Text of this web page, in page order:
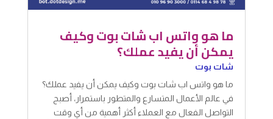
ما هو واتس اب شات بوت وكيف
يمكن أن يفيد عملك؟
شات بوت
ما هو واتس اب شات بوت وكيف يمكن أن يفيد عملك؟
في عالم الأعمال المتسارع والمتطور باستمرار، أصبح
التواصل الفعال مع العملاء أكثر أهمية من أي وقت